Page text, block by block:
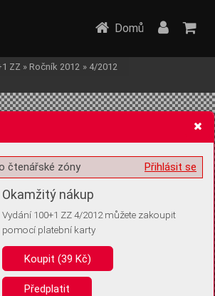
ukládáním volitelných informací
webu nepotřebujeme ukládat žádné informace
bychom vás ale požádali o souhlas s
Domů
ZZ » Ročník 2012 » 4/2012
Přihlásit se
čtenářské zóny
Okamžitý nákup
Vydání 100+1 ZZ 4/2012 můžete zakoupit
pomocí platební karty
Koupit (39 Kč)
Předplatit